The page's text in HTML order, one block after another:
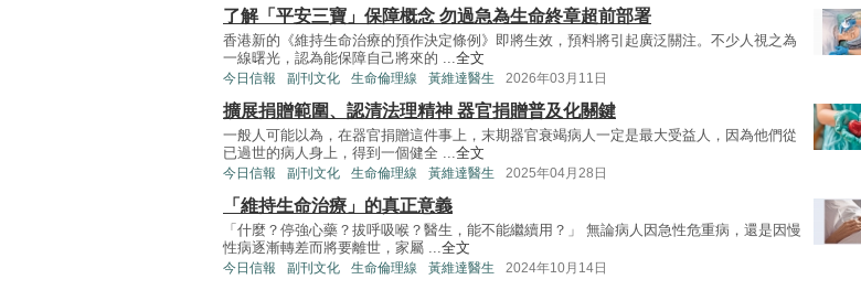
了解「平安三寶」保障概念 勿過急為生命終章超前部署
香港新的《維持生命治療的預作決定條例》即將生效，預料將引起廣泛關注。不少人視之為
一線曙光，認為能保障自己將來的 ...全文
今日信報 副刊文化 生命倫理線 黃維達醫生 2026年03月11日
擴展捐贈範圍、認清法理精神 器官捐贈普及化關鍵
一般人可能以為，在器官捐贈這件事上，末期器官衰竭病人一定是最大受益人，因為他們從
已過世的病人身上，得到一個健全 ...全文
今日信報 副刊文化 生命倫理線 黃維達醫生 2025年04月28日
「維持生命治療」的真正意義
「什麼？停強心藥？拔呼吸喉？醫生，能不能繼續用？」 無論病人因急性危重病，還是因慢
性病逐漸轉差而將要離世，家屬 ...全文
今日信報 副刊文化 生命倫理線 黃維達醫生 2024年10月14日